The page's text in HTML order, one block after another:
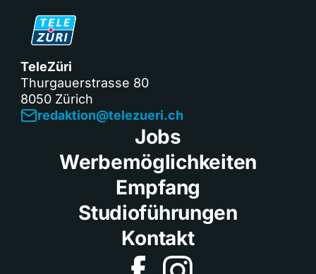
TeleZüri
Thurgauerstrasse 80
8050 Zürich
redaktion@telezueri.ch
Jobs
Werbemöglichkeiten
Empfang
Studioführungen
Kontakt